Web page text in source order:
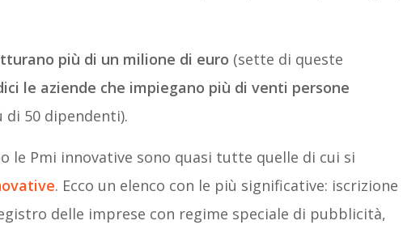
più di un milione di euro (sette di queste
le aziende che impiegano più di venti persone
50 dipendenti).
le Pmi innovative sono quasi tutte quelle di cui si
. Ecco un elenco con le più significative: iscrizione
delle imprese con regime speciale di pubblicità,